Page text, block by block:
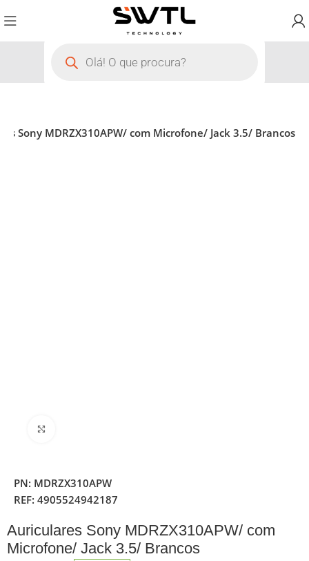
Sony MDRZX310APW/ com Microfone/ Jack 3.5/ Brancos
PN: MDRZX310APW
REF:4905524942187
Auriculares Sony MDRZX310APW/ com
Microfone/ Jack 3.5/ Brancos